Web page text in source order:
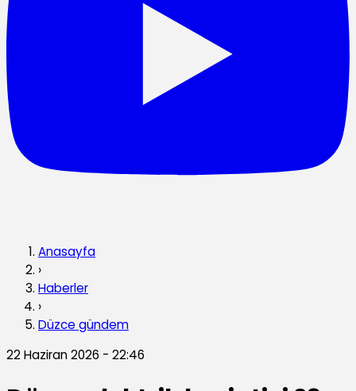
Anasayfa
›
Haberler
›
Düzce gündem
22 Haziran 2026 - 22:46